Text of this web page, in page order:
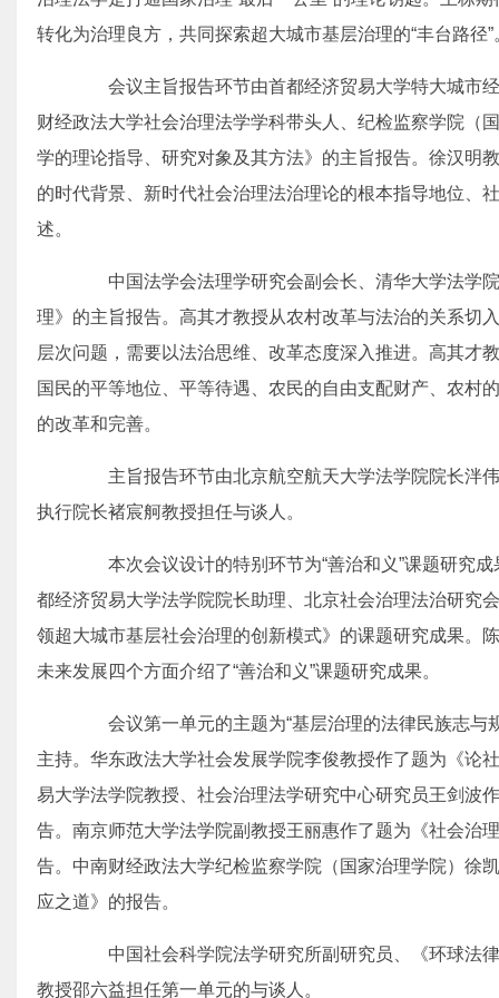
转化为治理良方，共同探索超大城市基层治理的“丰台路径”
会议主旨报告环节由首都经济贸易大学特大城市
财经政法大学社会治理法学学科带头人、纪检监察学院（
学的理论指导、研究对象及其方法》的主旨报告。徐汉明
的时代背景、新时代社会治理法治理论的根本指导地位、
述。
中国法学会法理学研究会副会长、清华大学法学
理》的主旨报告。高其才教授从农村改革与法治的关系切
层次问题，需要以法治思维、改革态度深入推进。高其才
国民的平等地位、平等待遇、农民的自由支配财产、农村
的改革和完善。
主旨报告环节由北京航空航天大学法学院院长泮
执行院长褚宸舸教授担任与谈人。
本次会议设计的特别环节为“善治和义”课题研究成
都经济贸易大学法学院院长助理、北京社会治理法治研究
领超大城市基层社会治理的创新模式》的课题研究成果。
未来发展四个方面介绍了“善治和义”课题研究成果。
会议第一单元的主题为“基层治理的法律民族志与
主持。华东政法大学社会发展学院李俊教授作了题为《论
易大学法学院教授、社会治理法学研究中心研究员王剑波
告。南京师范大学法学院副教授王丽惠作了题为《社会治
告。中南财经政法大学纪检监察学院（国家治理学院）徐
应之道》的报告。
中国社会科学院法学研究所副研究员、《环球法
教授邵六益担任第一单元的与谈人。